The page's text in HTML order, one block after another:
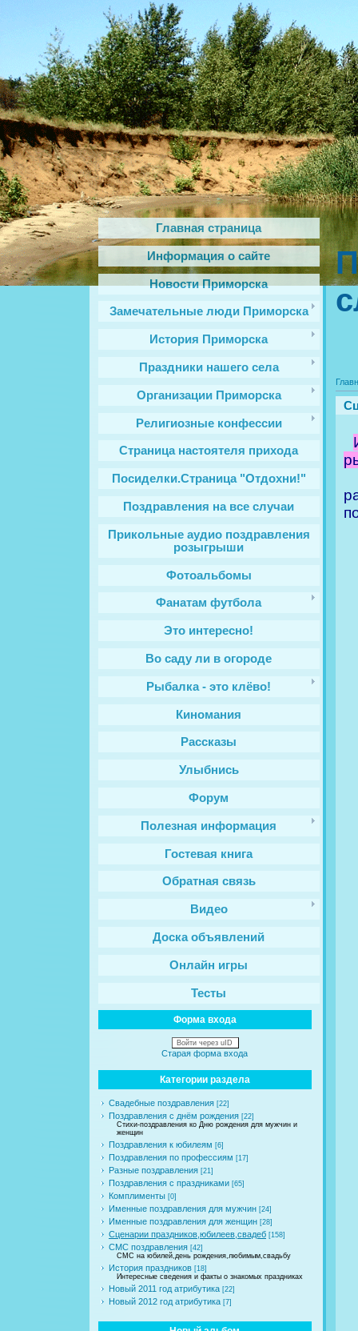
Главная страница
Информация о сайте
Новости Приморска
Замечательные люди Приморска
История Приморска
Праздники нашего села
Организации Приморска
Религиозные конфессии
Cтраница настоятеля прихода
Посиделки.Страница "Отдохни!"
Поздравления на все случаи
Прикольные аудио поздравления
розыгрыши
Фотоальбомы
Фанатам футбола
Это интересно!
Во саду ли в огороде
Рыбалка - это клёво!
Киномания
Рассказы
Улыбнись
Форум
Полезная информация
Гостевая книга
Обратная связь
Видео
Доска объявлений
Онлайн игры
Тесты
Форма входа
Войти через uID
Старая форма входа
Категории раздела
Свадебные поздравления [22]
Поздравления с днём рождения [22]
Стихи-поздравления ко Дню рождения для мужчин и
женщин
Поздравления к юбилеям [6]
Поздравления по профессиям [17]
Разные поздравления [21]
Поздравления с праздниками [65]
Комплименты [0]
Именные поздравления для мужчин [24]
Именные поздравления для женщин [28]
Сценарии праздников,юбилеев,свадеб [158]
СМС поздравления [42]
СМС на юбилей,день рождения,любимым,свадьбу
История праздников [18]
Интересные сведения и факты о знакомых праздниках
Новый 2011 год атрибутика [22]
Новый 2012 год атрибутика [7]